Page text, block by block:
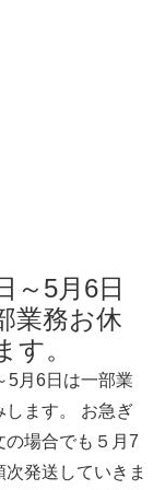
～5月6日
業務お休
す。
5月6日は一部業
します。 お急ぎ
の場合でも５月7
次発送していきま